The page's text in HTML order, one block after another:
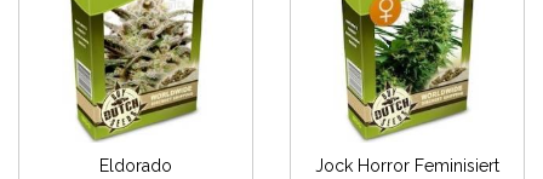
Eldorado
Jock Horror Feminisiert